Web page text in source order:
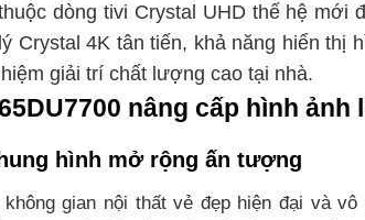
dòng tivi Crystal UHD thế hệ
Crystal 4K tân tiến, khả năng hiển
giải trí chất lượng cao tại nhà.
nâng cấp hình ảnh
hình mở rộng ấn tượng
không gian nội thất vẻ đẹp hiện đại và